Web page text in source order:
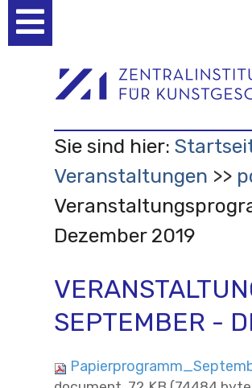
Werkzeuge
Sie sind hier:
Veranstaltungen
Dezember 2019
SEPTEMBER -